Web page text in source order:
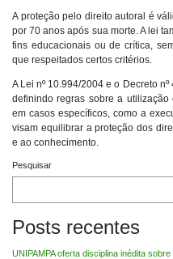
A proteção pelo direito autoral é
por 70 anos após sua morte. A lei
fins educacionais ou de crítica,
que respeitados certos critérios.
A Lei nº 10.994/2004 e o Decreto
definindo regras sobre a
em casos específicos, como a
visam equilibrar a proteção dos
e ao conhecimento.
Pesquisar
Posts recentes
UNIPAMPA oferta disciplina inédita